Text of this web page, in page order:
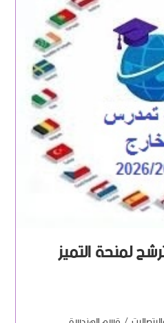
لمنحة التميز